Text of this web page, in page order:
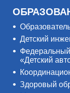
Детский
«Детский
Здоровый